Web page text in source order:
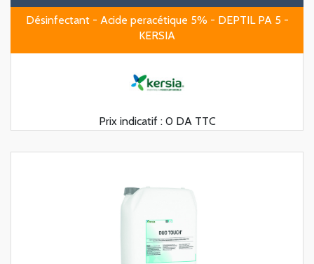
Désinfectant - Acide peracétique 5% - DEPTIL PA 5 -
KERSIA
Prix indicatif : 0 DA TTC